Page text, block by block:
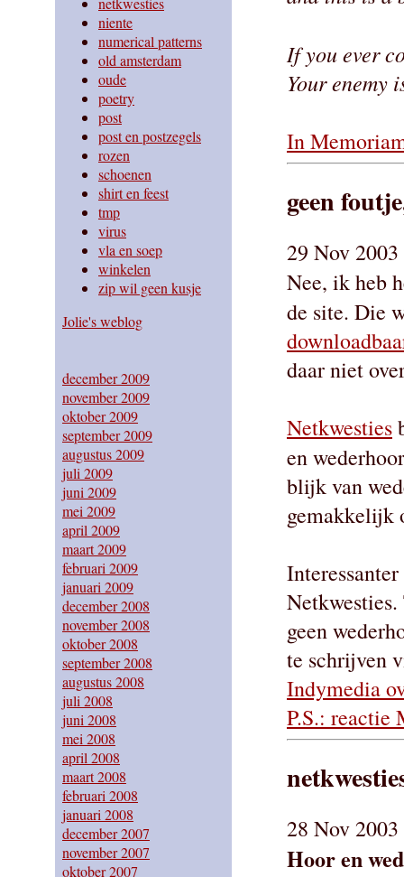
niente
numerical patterns
old amsterdam
oude
poetry
post
post en postzegels
rozen
schoenen
shirt en feest
tmp
virus
vla en soep
winkelen
zip wil geen kusje
Jolie's weblog
december 2009
november 2009
oktober 2009
september 2009
augustus 2009
juli 2009
juni 2009
mei 2009
april 2009
maart 2009
februari 2009
januari 2009
december 2008
november 2008
oktober 2008
september 2008
augustus 2008
juli 2008
juni 2008
mei 2008
april 2008
maart 2008
februari 2008
januari 2008
december 2007
november 2007
oktober 2007
If you ever
Your enemy
In
geen
29 Nov
Nee, ik heb
de site. Die
daar niet
Netkwesties
en
blijk van
gemakkelijk
geen
te schrijven
Indymedia
P.S.: reactie
28 Nov
Hoor en